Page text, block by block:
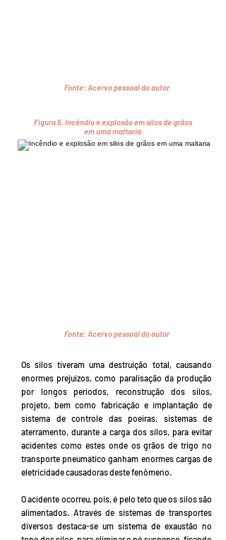
Fonte: Acervo pessoal do autor
Figura 5. Incêndio e explosão em silos de grãos
em uma maltaria
Fonte: Acervo pessoal do autor
Os silos tiveram uma destruição total, causando
enormes prejuízos, como paralisação da produção
por longos períodos, reconstrução dos silos,
projeto, bem como fabricação e implantação de
sistema de controle das poeiras, sistemas de
aterramento, durante a carga dos silos, para evitar
acidentes como estes onde os grãos de trigo no
transporte pneumático ganham enormes cargas de
eletricidade causadoras deste fenômeno.
O acidente ocorreu, pois, é pelo teto que os silos são
alimentados. Através de sistemas de transportes
diversos destaca-se um sistema de exaustão no